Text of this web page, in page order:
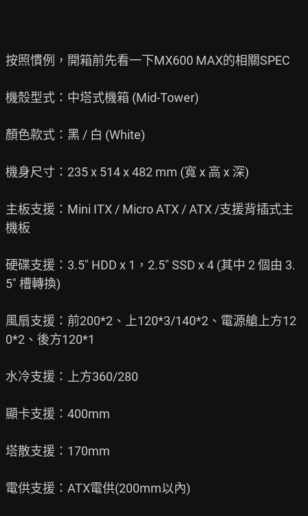
按照慣例，開箱前先看一下MX600 MAX的相關SPEC
機殼型式：中塔式機箱 (Mid-Tower)
顏色款式：黑 / 白 (White)
機身尺寸：235 x 514 x 482 mm (寬 x 高 x 深)
主板支援：Mini ITX / Micro ATX / ATX /支援背插式主
機板
硬碟支援：3.5" HDD x 1，2.5" SSD x 4 (其中 2 個由 3.
5" 槽轉換)
風扇支援：前200*2、上120*3/140*2、電源艙上方12
0*2、後方120*1
水冷支援：上方360/280
顯卡支援：400mm
塔散支援：170mm
電供支援：ATX電供(200mm以內)